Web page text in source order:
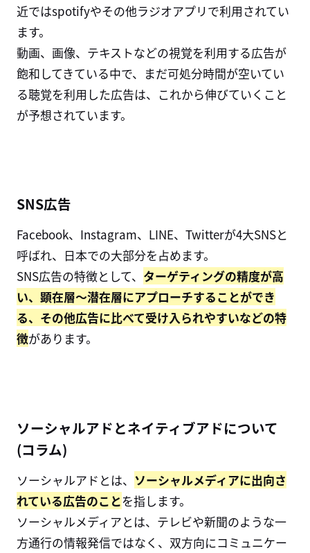
近ではspotifyやその他ラジオアプリで利用されてい
ます。
動画、画像、テキストなどの視覚を利用する広告が
飽和してきている中で、まだ可処分時間が空いてい
る聴覚を利用した広告は、これから伸びていくこと
が予想されています。
SNS広告
Facebook、Instagram、LINE、Twitterが4大SNSと
呼ばれ、日本での大部分を占めます。
SNS広告の特徴として、 ターゲティングの精度が高
い、顕在層〜潜在層にアプローチすることができ
る、その他広告に比べて受け入られやすいなどの特
徴があります。
ソーシャルアドとネイティブアドについて
(コラム)
ソーシャルアドとは、 ソーシャルメディアに出向さ
れている広告のことを指します。
ソーシャルメディアとは、テレビや新聞のような一
方通行の情報発信ではなく、双方向にコミュニケー